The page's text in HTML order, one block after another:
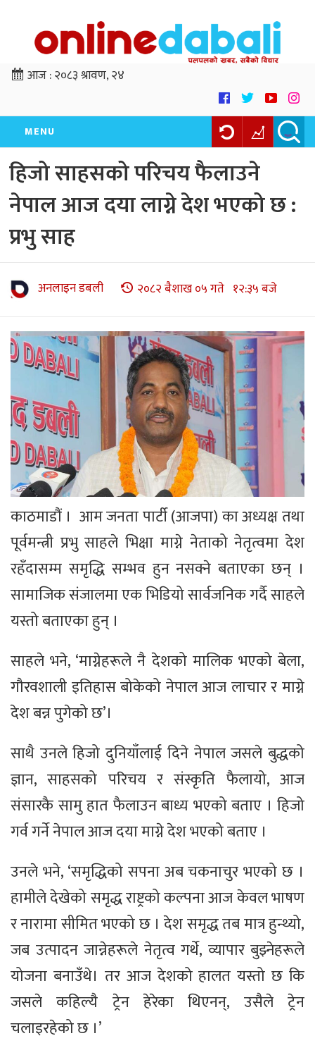
आज :२०८३ श्रावण, २४
MENU
हिजो साहसको परिचय फैलाउने
नेपाल आज दया लाग्ने देश भएको छ :
प्रभु साह
अनलाइन डबली २०८२ बैशाख ०५ गते १२:३५ बजे
काठमाडौं । आम जनता पार्टी (आजपा) का अध्यक्ष तथा
पूर्वमन्त्री प्रभु साहले भिक्षा माग्ने नेताको नेतृत्वमा देश
रहँदासम्म समृद्धि सम्भव हुन नसक्ने बताएका छन् ।
सामाजिक संजालमा एक भिडियो सार्वजनिक गर्दै साहले
यस्तो बताएका हुन् ।
साहले भने, ‘माग्नेहरूले नै देशको मालिक भएको बेला,
गौरवशाली इतिहास बोकेको नेपाल आज लाचार र माग्ने
देश बन्न पुगेको छ’।
साथै उनले हिजो दुनियाँलाई दिने नेपाल जसले बुद्धको
ज्ञान, साहसको परिचय र संस्कृति फैलायो, आज
संसारकै सामु हात फैलाउन बाध्य भएको बताए । हिजो
गर्व गर्ने नेपाल आज दया माग्ने देश भएको बताए ।
उनले भने, ‘समृद्धिको सपना अब चकनाचुर भएको छ ।
हामीले देखेको समृद्ध राष्ट्रको कल्पना आज केवल भाषण
र नारामा सीमित भएको छ । देश समृद्ध तब मात्र हुन्थ्यो,
जब उत्पादन जान्नेहरूले नेतृत्व गर्थे, व्यापार बुझ्नेहरूले
योजना बनाउँथे। तर आज देशको हालत यस्तो छ कि
जसले कहिल्यै ट्रेन हेरेका थिएनन्, उसैले ट्रेन
चलाइरहेको छ ।’